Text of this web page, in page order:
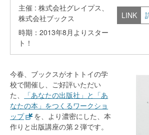
主催 : 株式会社グレイプス、
株式会社ブックス
時期：2013年8月よりスター
ト！
今春、ブックスがオトトイの学
校で開催し、ご好評いただい
た、
「あなたの出版社」と「あ
なたの本」をつくるワークショ
ップ
を、より濃密にした、本
作りと出版講座の第２弾です。